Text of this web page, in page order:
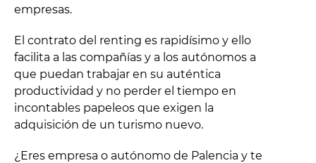
empresas.
El contrato del renting es rapidísimo y ello
facilita a las compañías y a los autónomos a
que puedan trabajar en su auténtica
productividad y no perder el tiempo en
incontables papeleos que exigen la
adquisición de un turismo nuevo.
¿Eres empresa o autónomo de Palencia y te